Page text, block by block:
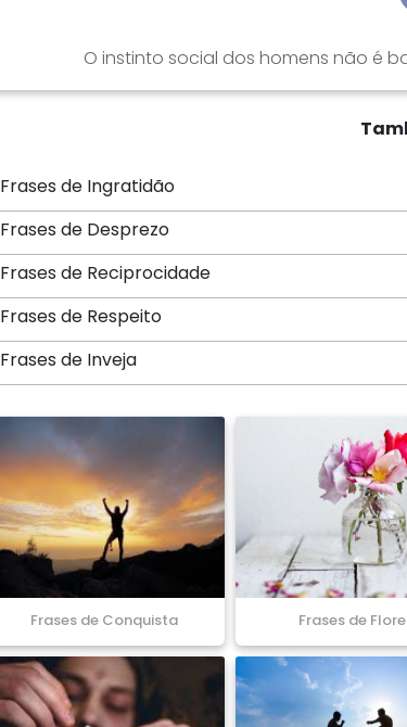
O instinto social dos homens não é
Frases de Ingratidão
Frases de Desprezo
Frases de Reciprocidade
Frases de Respeito
Frases de Inveja
Frases de Conquista Frases de